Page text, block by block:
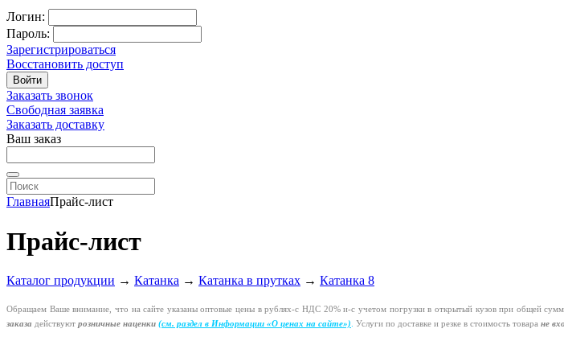
Логин:
Пароль:
Зарегистрироваться
Восстановить доступ
Войти
Заказать звонок
Свободная заявка
Заказать доставку
Ваш заказ
ГлавнаяПрайс-лист
Прайс-лист
Каталог продукции → Катанка → Катанка в прутках → Катанка 8
Обращаем Ваше внимание, что на сайте указаны оптовые цены врублях-с НДС 20%и-с учетом погрузки в открытый кузов при общей
заказа действуют розничные наценки (см. раздел в Информации «О ценах на сайте»). Услуги по доставке и резке в стоимость товара не